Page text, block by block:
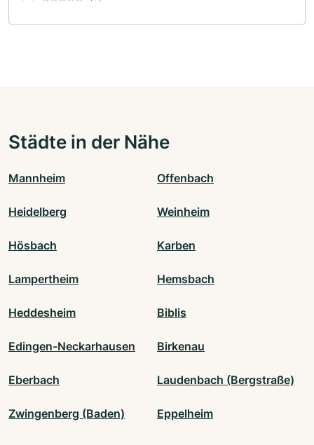
Städte in der Nähe
Mannheim Offenbach
Heidelberg Weinheim
Hösbach Karben
Lampertheim Hemsbach
Heddesheim Biblis
Edingen-Neckarhausen Birkenau
Eberbach Laudenbach (Bergstraße)
Zwingenberg (Baden) Eppelheim